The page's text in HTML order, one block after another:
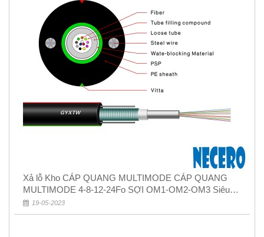
Xả lỗ Kho CÁP QUANG MULTIMODE CÁP QUANG
MULTIMODE 4-8-12-24Fo SỢI OM1-OM2-OM3 Siêu
Rẻ 5k
19-05-2023